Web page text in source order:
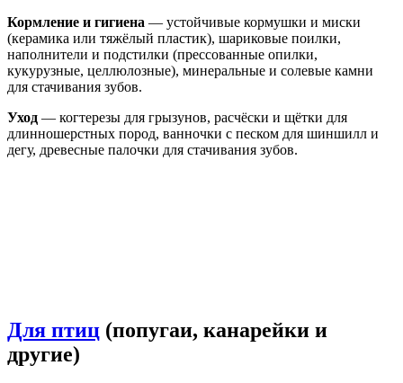
Кормление и гигиена — устойчивые кормушки и миски
(керамика или тяжёлый пластик), шариковые поилки,
наполнители и подстилки (прессованные опилки,
кукурузные, целлюлозные), минеральные и солевые камни
для стачивания зубов.
Уход — когтерезы для грызунов, расчёски и щётки для
длинношерстных пород, ванночки с песком для шиншилл и
дегу, древесные палочки для стачивания зубов.
Для птиц (попугаи, канарейки и
другие)